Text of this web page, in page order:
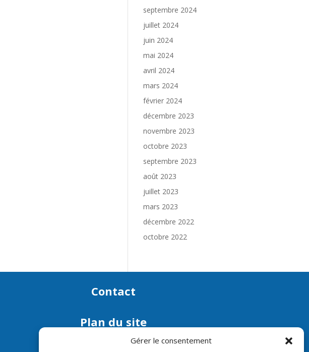
Gérer le consentement
septembre 2024
juillet 2024
juin 2024
mai 2024
avril 2024
mars 2024
février 2024
décembre 2023
novembre 2023
octobre 2023
septembre 2023
août 2023
juillet 2023
mars 2023
décembre 2022
octobre 2022
Contact
Plan du site